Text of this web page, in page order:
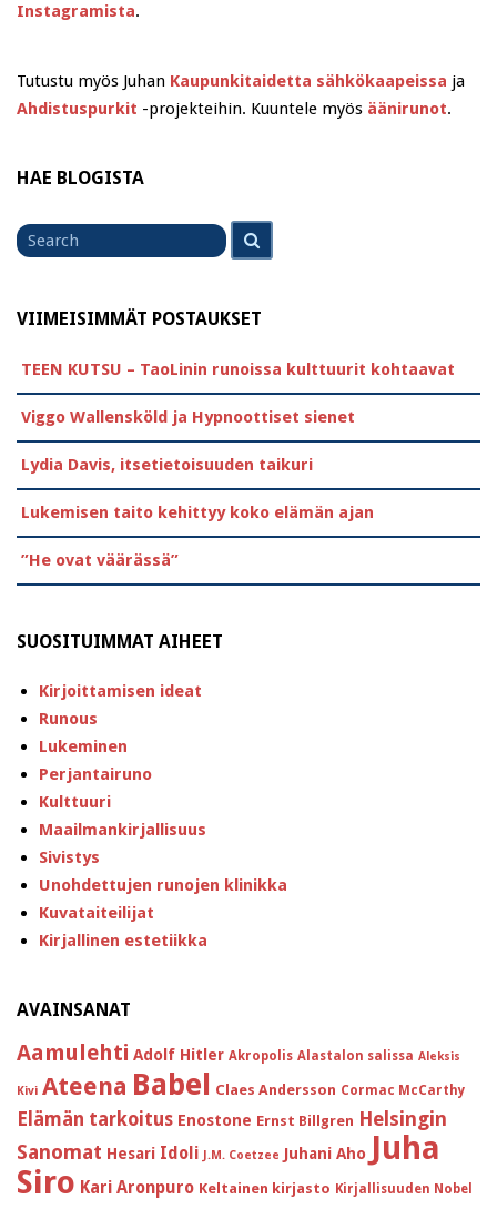
Instagramista.
Tutustu myös Juhan Kaupunkitaidetta sähkökaapeissa ja
Ahdistuspurkit -projekteihin. Kuuntele myös äänirunot.
HAE BLOGISTA
Search
for
VIIMEISIMMÄT POSTAUKSET
TEEN KUTSU – TaoLinin runoissa kulttuurit kohtaavat
Viggo Wallensköld ja Hypnoottiset sienet
Lydia Davis, itsetietoisuuden taikuri
Lukemisen taito kehittyy koko elämän ajan
”He ovat väärässä”
SUOSITUIMMAT AIHEET
Kirjoittamisen ideat
Runous
Lukeminen
Perjantairuno
Kulttuuri
Maailmankirjallisuus
Sivistys
Unohdettujen runojen klinikka
Kuvataiteilijat
Kirjallinen estetiikka
AVAINSANAT
Aamulehti Adolf Hitler Akropolis Alastalon salissa Aleksis
Kivi Ateena Babel Claes Andersson Cormac McCarthy
Elämän tarkoitus Enostone Ernst Billgren Helsingin
Sanomat Hesari Idoli J.M. Coetzee Juhani Aho Juha
Siro Kari Aronpuro Keltainen kirjasto Kirjallisuuden Nobel